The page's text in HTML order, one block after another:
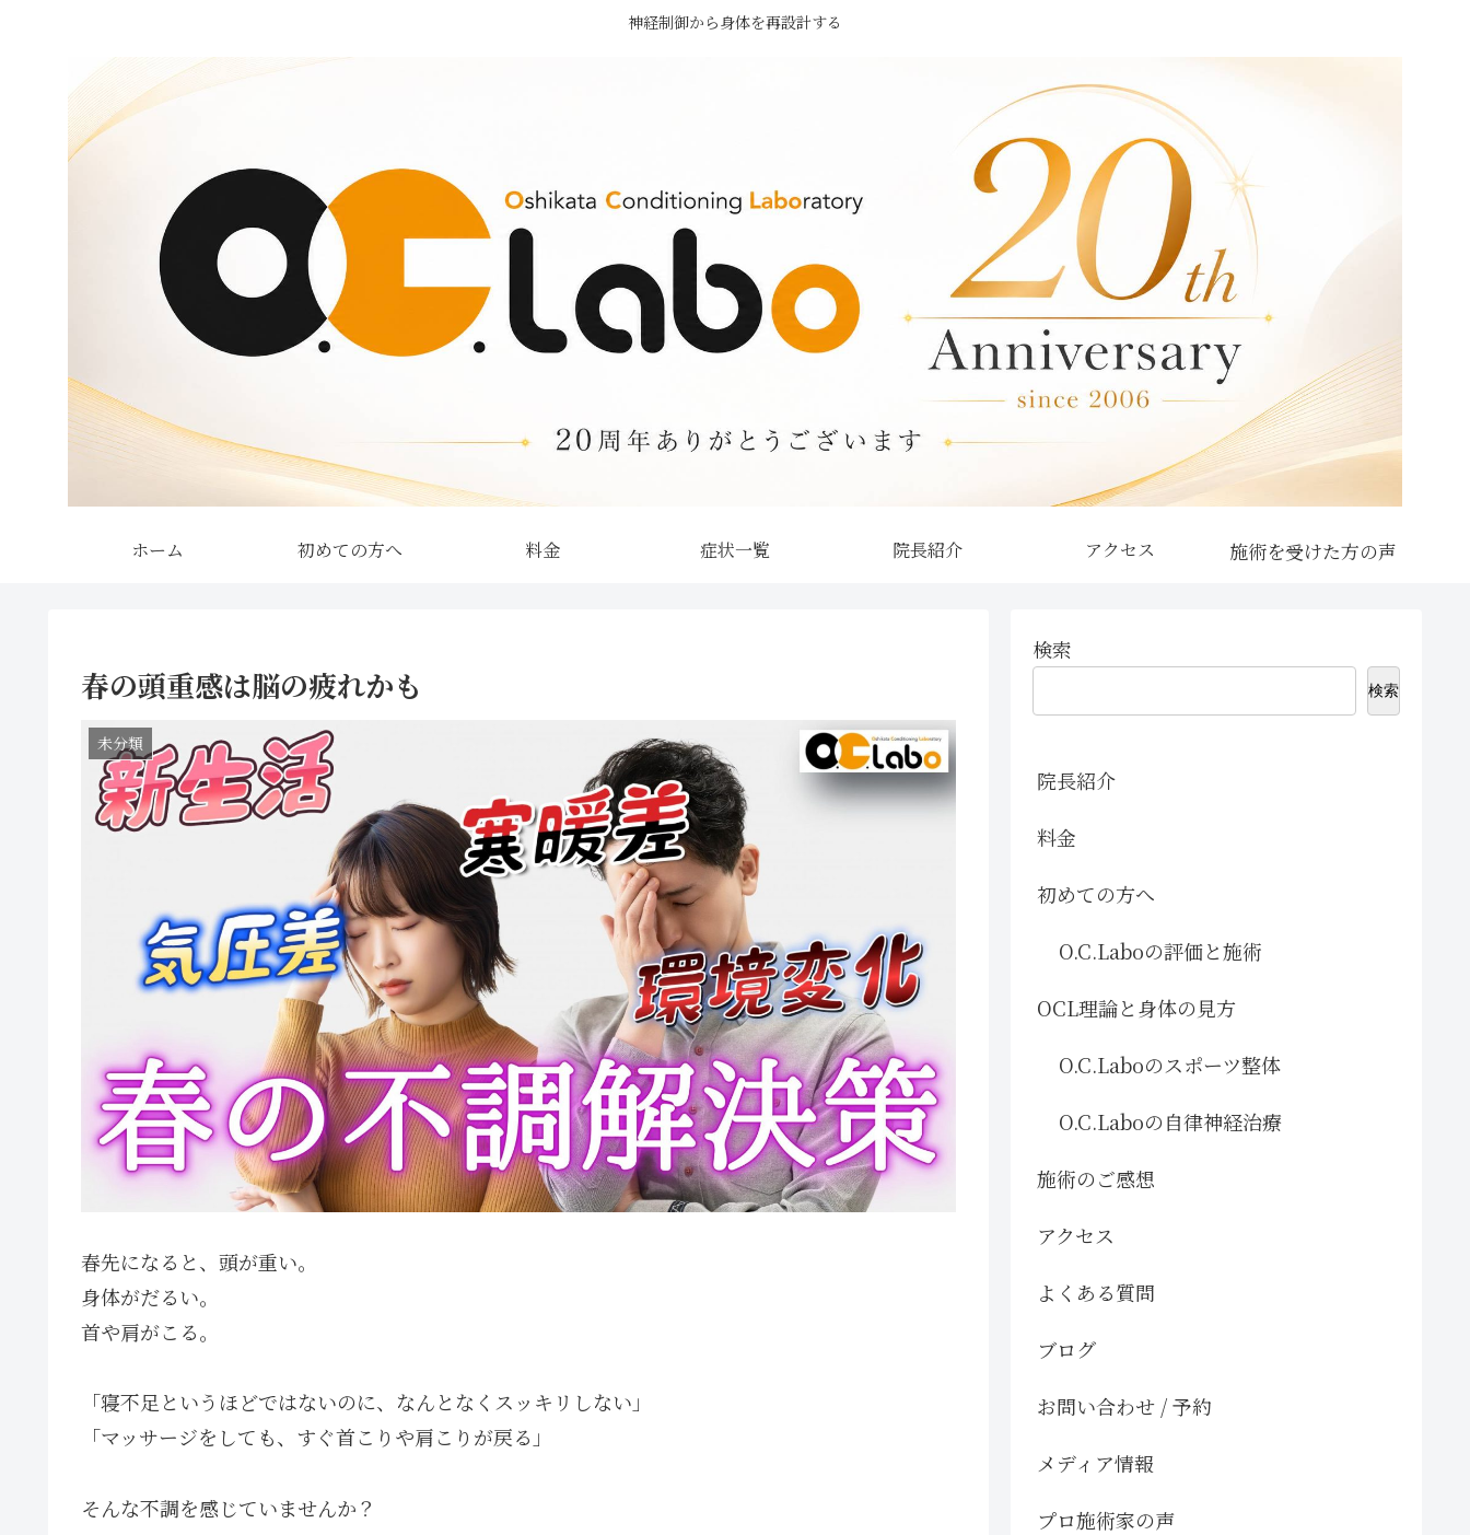
神経制御から身体を再設計する
ホーム 初めての方へ 料金 症状一覧 院長紹介 アクセス
春の頭重感は脳の疲れかも
未分類
春先になると、頭が重い。
身体がだるい。
首や肩がこる。
「寝不足というほどではないのに、なんとなくスッキリしない」
「マッサージをしても、すぐ首こりや肩こりが戻る」
そんな不調を感じていませんか？
検索
検索
院長紹介
料金
初めての方へ
O.C.Laboの評価と施術
OCL理論と身体の見方
O.C.Laboのスポーツ整体
O.C.Laboの自律神経治療
施術のご感想
アクセス
よくある質問
ブログ
お問い合わせ / 予約
メディア情報
プロ施術家の声